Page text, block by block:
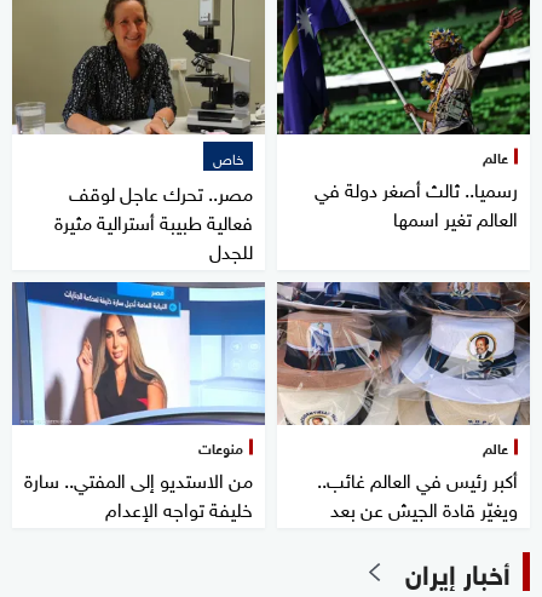
عالم
رسميا.. ثالث أصغر دولة في
العالم تغير اسمها
خاص
مصر.. تحرك عاجل لوقف
فعالية طبيبة أسترالية مثيرة
للجدل
عالم
أكبر رئيس في العالم غائب..
ويغيّر قادة الجيش عن بعد
منوعات
من الاستديو إلى المفتي.. سارة
خليفة تواجه الإعدام
أخبار إيران